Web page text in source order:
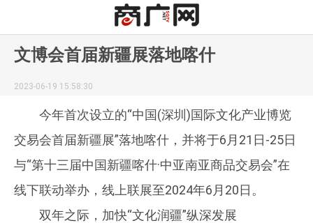
文博会首届新疆展落地喀什
2023-06-19 15:58:30
今年首次设立的“中国(深圳)国际文化产业博览
交易会首届新疆展”落地喀什，并将于6月21日-25日
与“第十三届中国新疆喀什·中亚南亚商品交易会”在
线下联动举办，线上联展至2024年6月20日。
双年之际，加快“文化润疆”纵深发展